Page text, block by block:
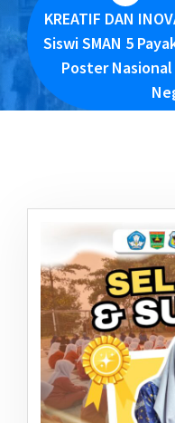
KREATIF DAN
Siswi SMAN 5
Poster